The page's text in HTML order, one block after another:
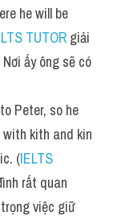
he will be
TUTOR giải
ấy ông sẽ có
Peter, so he
kith and kin
(IELTS
rất quan
việc giữ